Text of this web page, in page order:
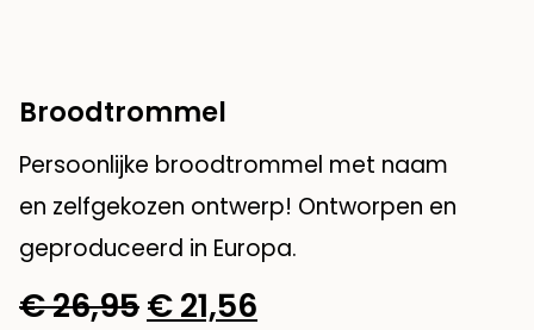
Broodtrommel
Persoonlijke broodtrommel met naam
en zelfgekozen ontwerp! Ontworpen en
geproduceerd in Europa.
€26,95Oorspronkelijke
€21,56